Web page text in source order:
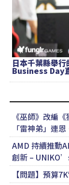
日本千葉縣舉
Business Day
《巫師》改編
「雷神弟」連
AMD 持續推動
創新 –
【問題】預算7K